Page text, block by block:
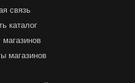
связь
каталог
магазинов
магазинов